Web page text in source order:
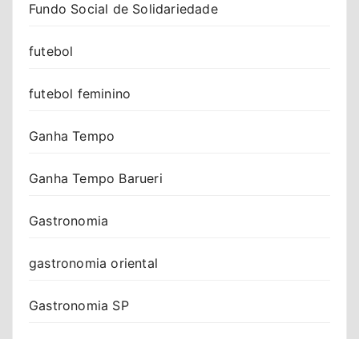
Fundo Social de Solidariedade
futebol
futebol feminino
Ganha Tempo
Ganha Tempo Barueri
Gastronomia
gastronomia oriental
Gastronomia SP